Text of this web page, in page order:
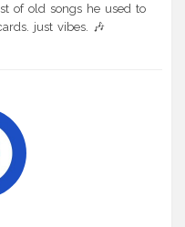
of old songs he used to
just vibes. 🎶